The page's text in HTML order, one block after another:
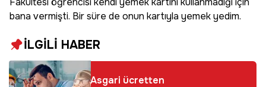
bana vermişti. Bir süre de onun kartıyla yemek yedim.
İLGİLİ HABER
Asgari ücretten